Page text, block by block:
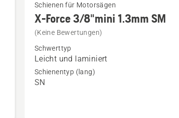
Details
Force
3/8"mini
1.3mm
Schienen für Motorsägen
X-Force 3/8"mini 1.3mm SM
(Keine Bewertungen)
Schwerttyp
Leicht und laminiert
Schienentyp (lang)
SN